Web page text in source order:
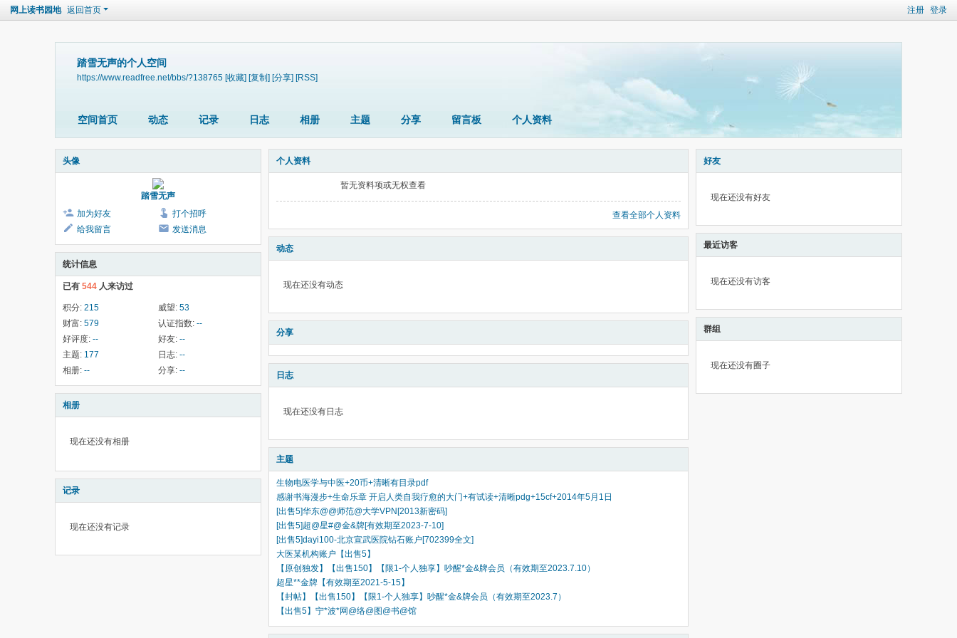
注册 登录
网上读书园地 返回首页
踏雪无声的个人空间
https://www.readfree.net/bbs/?138765 [收藏] [复制] [分享] [RSS]
空间首页 动态 记录 日志 相册 主题 分享 留言板 个人资料
头像
踏雪无声
加为好友
打个招呼
给我留言
发送消息
统计信息
已有 544 人来访过
积分: 215 威望: 53
财富: 579 认证指数: --
好评度: -- 好友: --
主题: 177 日志: --
相册: -- 分享: --
相册
现在还没有相册
记录
现在还没有记录
个人资料
暂无资料项或无权查看
查看全部个人资料
动态
现在还没有动态
分享
日志
现在还没有日志
主题
生物电医学与中医+20币+清晰有目录pdf
感谢书海漫步+生命乐章 开启人类自我疗愈的大门+有试读+清晰pdg+15cf+2014年5月1日
[出售5]华东@@师范@大学VPN[2013新密码]
[出售5]超@星#@金&牌[有效期至2023-7-10]
[出售5]dayi100-北京宣武医院钻石账户[702399全文]
大医某机构账户【出售5】
【原创独发】【出售150】【限1-个人独享】吵醒*金&牌会员（有效期至2023.7.10）
超星**金牌【有效期至2021-5-15】
【封帖】【出售150】【限1-个人独享】吵醒*金&牌会员（有效期至2023.7）
【出售5】宁*波*网@络@图@书@馆
好友
现在还没有好友
最近访客
现在还没有访客
群组
现在还没有圈子